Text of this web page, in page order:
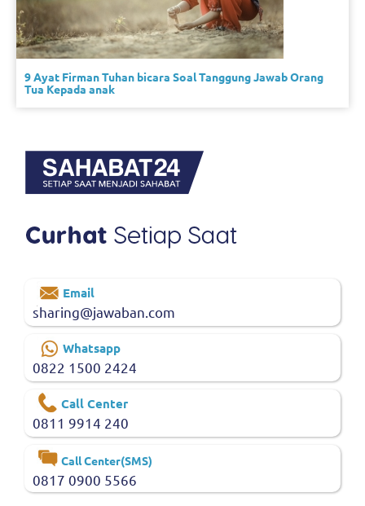
9 Ayat Firman Tuhan bicara Soal Tanggung Jawab Orang
Tua Kepada anak
Email
sharing@jawaban.com
Whatsapp
0822 1500 2424
Call Center
0811 9914 240
Call Center(SMS)
0817 0900 5566